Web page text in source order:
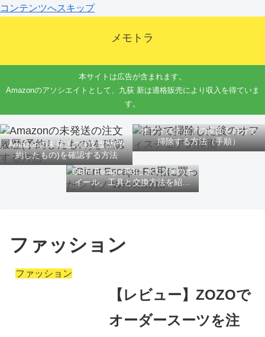
コンテンツへスキップ
メモトラ
本サイトは広告が含まれます。
Amazonのアソシエイトとして、九荻 新は適格販売により収入を得ていま
す。
Amazonの未発送の注文履歴(予
約したもの)を確認する方法
オフィスチェアの座面を自分で
掃除する方法（手順）
Giant Escape R3にオススメのホ
イール、工具と交換方法を紹介
するよ
ファッション
ファッション
【レビュー】ZOZOで
オーダースーツを注